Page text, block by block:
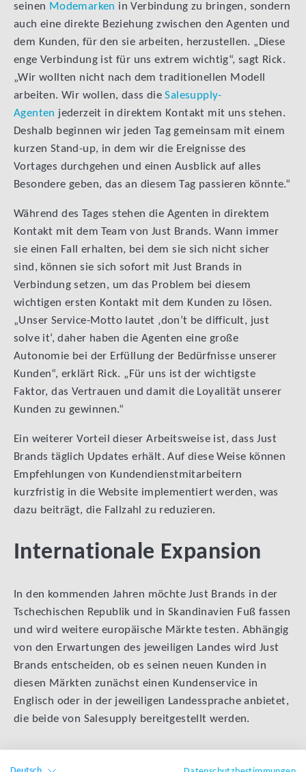
seinen Modemarken in Verbindung zu bringen, sondern
auch eine direkte Beziehung zwischen den Agenten und
dem Kunden, für den sie arbeiten, herzustellen. „Diese
enge Verbindung ist für uns extrem wichtig“, sagt Rick.
„Wir wollten nicht nach dem traditionellen Modell
arbeiten. Wir wollen, dass dieSalesupply-
Agenten jederzeit in direktem Kontakt mit uns stehen.
Deshalb beginnen wir jeden Tag gemeinsam mit einem
kurzen Stand-up, in dem wir die Ereignisse des
Vortages durchgehen und einen Ausblick auf alles
Besondere geben, das an diesem Tag passieren könnte.“
Während des Tages stehen die Agenten in direktem
Kontakt mit dem Team von Just Brands. Wann immer
sie einen Fall erhalten, bei dem sie sich nicht sicher
sind, können sie sich sofort mit Just Brands in
Verbindung setzen, um das Problem bei diesem
wichtigen ersten Kontakt mit dem Kunden zu lösen.
„Unser Service-Motto lautet ‚don’t be difficult, just
solve it‘, daher haben die Agenten eine große
Autonomie bei der Erfüllung der Bedürfnisse unserer
Kunden“, erklärt Rick. „Für uns ist der wichtigste
Faktor, das Vertrauen und damit die Loyalität unserer
Kunden zu gewinnen.“
Ein weiterer Vorteil dieser Arbeitsweise ist, dass Just
Brands täglich Updates erhält. Auf diese Weise können
Empfehlungen von Kundendienstmitarbeitern
kurzfristig in die Website implementiert werden, was
dazu beiträgt, die Fallzahl zu reduzieren.
Internationale Expansion
In den kommenden Jahren möchte Just Brands in der
Tschechischen Republik und in Skandinavien Fuß fassen
und wird weitere europäische Märkte testen. Abhängig
von den Erwartungen des jeweiligen Landes wird Just
Brands entscheiden, ob es seinen neuen Kunden in
diesen Märkten zunächst einen Kundenservice in
Englisch oder in der jeweiligen Landessprache anbietet,
die beide von Salesupply bereitgestellt werden.
ZURÜCK ZUR ÜBERSICHT